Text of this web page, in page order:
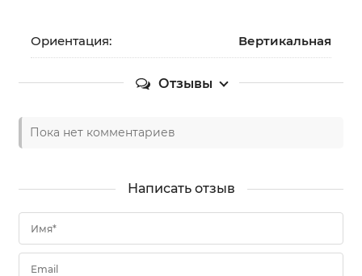
Ориентация: Вертикальная
Отзывы
Пока нет комментариев
Написать отзыв
Имя*
Email